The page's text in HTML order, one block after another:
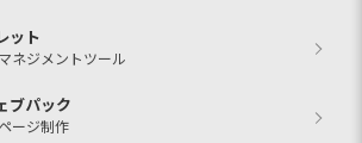
ット
ネジメントツール
ブパック
ージ制作